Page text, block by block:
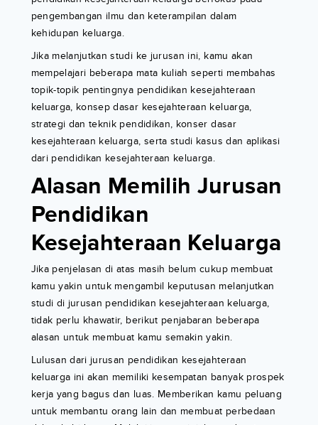
pengembangan ilmu dan keterampilan dalam
kehidupan keluarga.
Jika melanjutkan studi ke jurusan ini, kamu akan
mempelajari beberapa mata kuliah seperti membahas
topik-topik pentingnya pendidikan kesejahteraan
keluarga, konsep dasar kesejahteraan keluarga,
strategi dan teknik pendidikan, konser dasar
kesejahteraan keluarga, serta studi kasus dan aplikasi
dari pendidikan kesejahteraan keluarga.
Alasan Memilih Jurusan
Pendidikan
Kesejahteraan Keluarga
Jika penjelasan di atas masih belum cukup membuat
kamu yakin untuk mengambil keputusan melanjutkan
studi di jurusan pendidikan kesejahteraan keluarga,
tidak perlu khawatir, berikut penjabaran beberapa
alasan untuk membuat kamu semakin yakin.
Lulusan dari jurusan pendidikan kesejahteraan
keluarga ini akan memiliki kesempatan banyak prospek
kerja yang bagus dan luas. Memberikan kamu peluang
untuk membantu orang lain dan membuat perbedaan